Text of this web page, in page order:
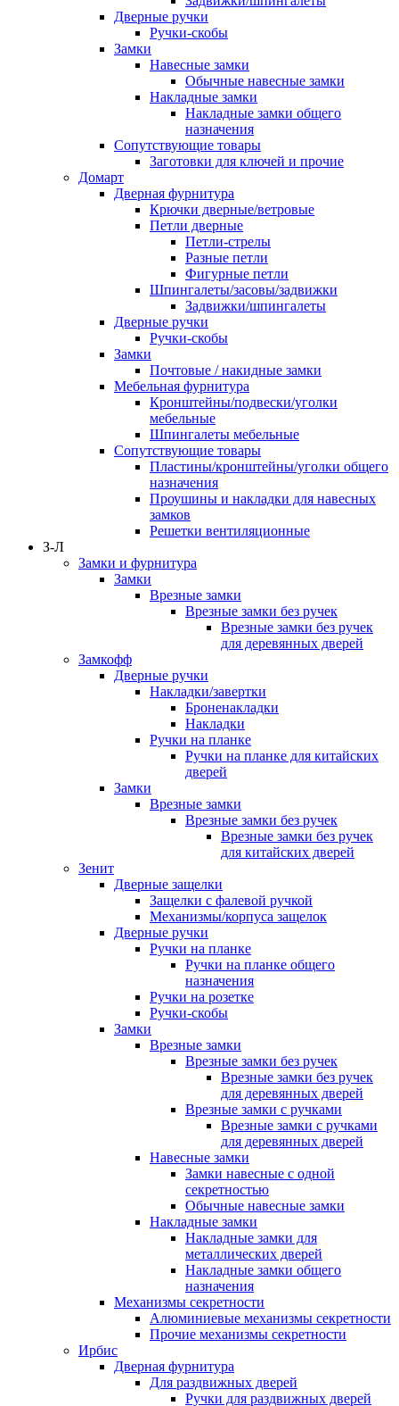
Дверные ручки
Ручки-скобы
Замки
Навесные замки
Обычные навесные замки
Накладные замки
Накладные замки общего
назначения
Сопутствующие товары
Заготовки для ключей и прочие
Домарт
Дверная фурнитура
Крючки дверные/ветровые
Петли дверные
Петли-стрелы
Разные петли
Фигурные петли
Шпингалеты/засовы/задвижки
Задвижки/шпингалеты
Дверные ручки
Ручки-скобы
Замки
Почтовые / накидные замки
Мебельная фурнитура
Кронштейны/подвески/уголки
мебельные
Шпингалеты мебельные
Сопутствующие товары
Пластины/кронштейны/уголки общего
назначения
Проушины и накладки для навесных
замков
Решетки вентиляционные
З-Л
Замки и фурнитура
Замки
Врезные замки
Врезные замки без ручек
Врезные замки без ручек
для деревянных дверей
Замкофф
Дверные ручки
Накладки/завертки
Броненакладки
Накладки
Ручки на планке
Ручки на планке для китайских
дверей
Замки
Врезные замки
Врезные замки без ручек
Врезные замки без ручек
для китайских дверей
Зенит
Дверные защелки
Защелки с фалевой ручкой
Механизмы/корпуса защелок
Дверные ручки
Ручки на планке
Ручки на планке общего
назначения
Ручки на розетке
Ручки-скобы
Замки
Врезные замки
Врезные замки без ручек
Врезные замки без ручек
для деревянных дверей
Врезные замки с ручками
Врезные замки с ручками
для деревянных дверей
Навесные замки
Замки навесные с одной
секретностью
Обычные навесные замки
Накладные замки
Накладные замки для
металлических дверей
Накладные замки общего
назначения
Механизмы секретности
Алюминиевые механизмы секретности
Прочие механизмы секретности
Ирбис
Дверная фурнитура
Для раздвижных дверей
Ручки для раздвижных дверей